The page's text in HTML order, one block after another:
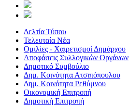
Δελτία Τύπου
Τελευταία Νέα
Ομιλίες - Χαιρετισμοί Δημάρχου
Αποφάσεις Συλλογικών Οργάνων
Δημοτικό Συμβούλιο
Δημ. Κοινότητα Ατσιπόπουλου
Δημ. Κοινότητα Ρεθύμνου
Οικονομική Επιτροπή
Δημοτική Επιτροπή